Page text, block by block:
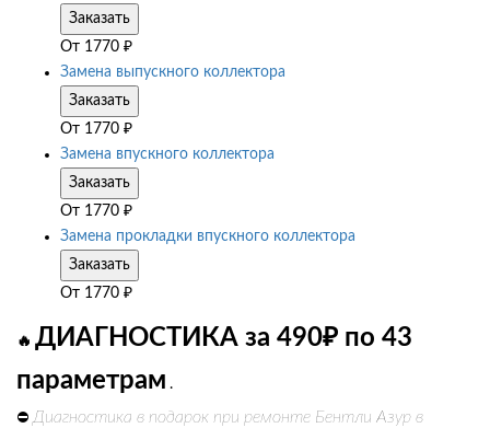
Заказать
От 1770 ₽
Замена выпускного коллектора
Заказать
От 1770 ₽
Замена впускного коллектора
Заказать
От 1770 ₽
Замена прокладки впускного коллектора
Заказать
От 1770 ₽
🔥 ДИАГНОСТИКА за 490₽ по 43
параметрам .
⛔ Диагностика в подарок при ремонте Бентли Азур в